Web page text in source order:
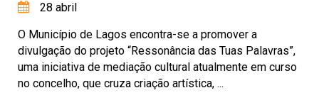
28 abril
O Município de Lagos encontra-se a promover a
divulgação do projeto “Ressonância das Tuas Palavras”,
uma iniciativa de mediação cultural atualmente em curso
no concelho, que cruza criação artística, ...